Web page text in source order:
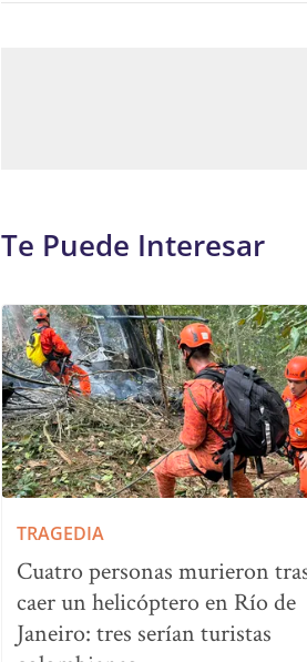
Te Puede Interesar
TRAGEDIA
Cuatro personas murieron
caer un helicóptero en Río de
Janeiro: tres serían turistas